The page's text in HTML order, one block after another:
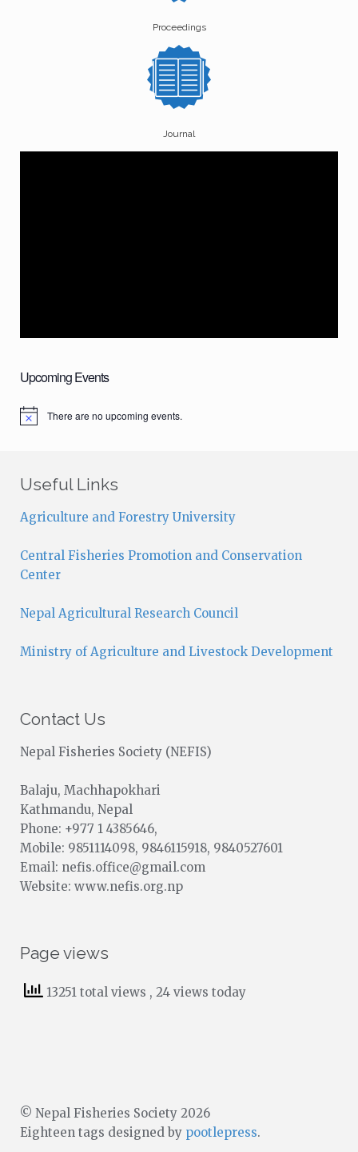
Proceedings
Journal
Upcoming Events
N
e
There are no upcoming events.
Useful Links
Agriculture and Forestry University
Central Fisheries Promotion and Conservation
Center
Nepal Agricultural Research Council
Ministry of Agriculture and Livestock Development
Contact Us
Nepal Fisheries Society (NEFIS)
Balaju, Machhapokhari
Kathmandu, Nepal
Phone: +977 1 4385646,
Mobile: 9851114098, 9846115918, 9840527601
Email: nefis.office@gmail.com
Website: www.nefis.org.np
Page views
13251 total views , 24 views today
© Nepal Fisheries Society 2026
Eighteen tags designed by pootlepress.